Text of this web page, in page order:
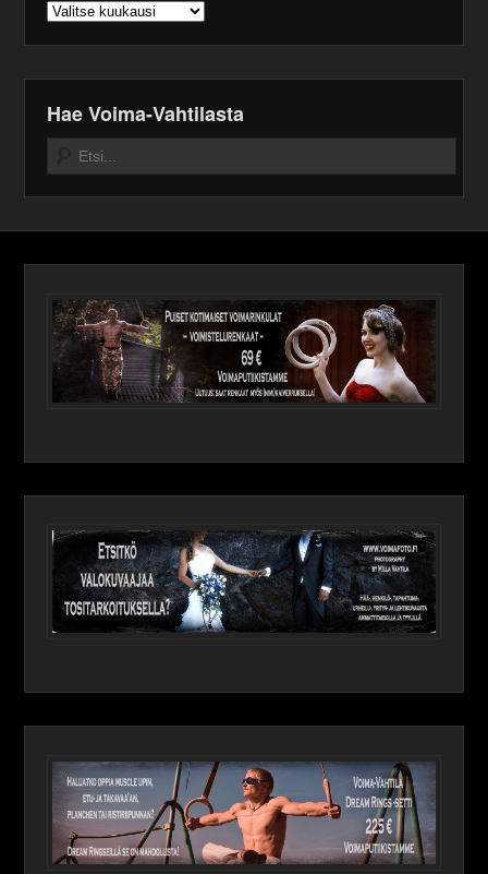
Arkistot
Hae Voima-Vahtilasta
Search